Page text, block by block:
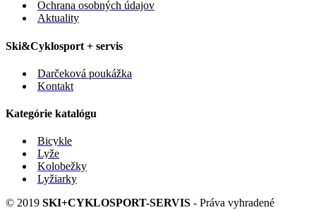
Ochrana osobných údajov
Aktuality
Ski&Cyklosport + servis
Darčeková poukážka
Kontakt
Kategórie katalógu
Bicykle
Lyže
Kolobežky
Lyžiarky
© 2019 SKI+CYKLOSPORT-SERVIS - Práva vyhradené